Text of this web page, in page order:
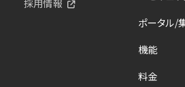
ポータル/
機能
料金